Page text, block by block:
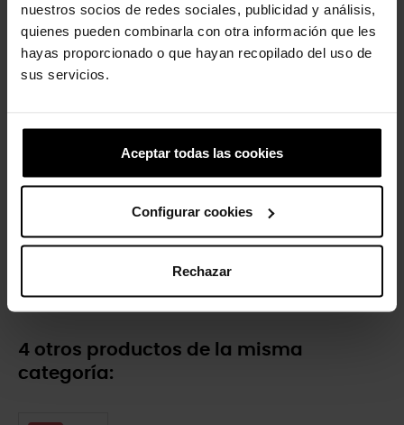
nuestros socios de redes sociales, publicidad y análisis,
quienes pueden combinarla con otra información que les
hayas proporcionado o que hayan recopilado del uso de
sus servicios.
Aceptar todas las cookies
Configurar cookies
Rechazar
94,90 € 75,92 € 99,90 € 79,92 €
-20%
Gusano de gelatina Minnie Mouse 3D
4,99 €
4 otros productos de la misma
categoría: